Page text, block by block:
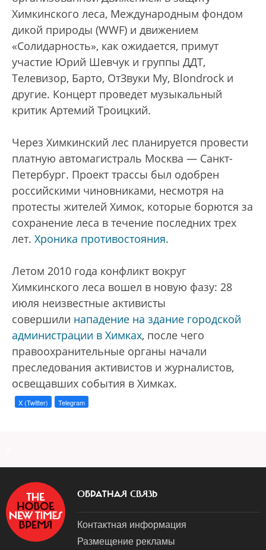
Химкинского леса, Международным фондом
дикой природы (WWF) и движением
«Солидарность», как ожидается, примут
участие Юрий Шевчук и группы ДДТ,
Телевизор, Барто, ОтЗвуки Му, Blondrock и
другие. Концерт проведет музыкальный
критик Артемий Троицкий.
Через Химкинский лес планируется провести
платную автомагистраль Москва — Санкт-
Петербург. Проект трассы был одобрен
российскими чиновниками, несмотря на
протесты жителей Химок, которые борются за
сохранение леса в течение последних трех
лет. Хроника противостояния.
Летом 2010 года конфликт вокруг
Химкинского леса вошел в новую фазу: 28
июля неизвестные активисты
совершили нападение на здание городской
администрации в Химках, после чего
правоохранительные органы начали
преследования активистов и журналистов,
освещавших события в Химках.
X (Twitter) Telegram
ОБРАТНАЯ СВЯЗЬ
Контактная информация
Размещение рекламы